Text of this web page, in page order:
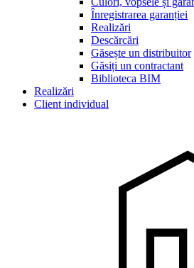
Înregistrarea garanției
Realizări
Descărcări
Găsește un distribuitor
Găsiți un contractant
Biblioteca BIM
Realizări
Client individual